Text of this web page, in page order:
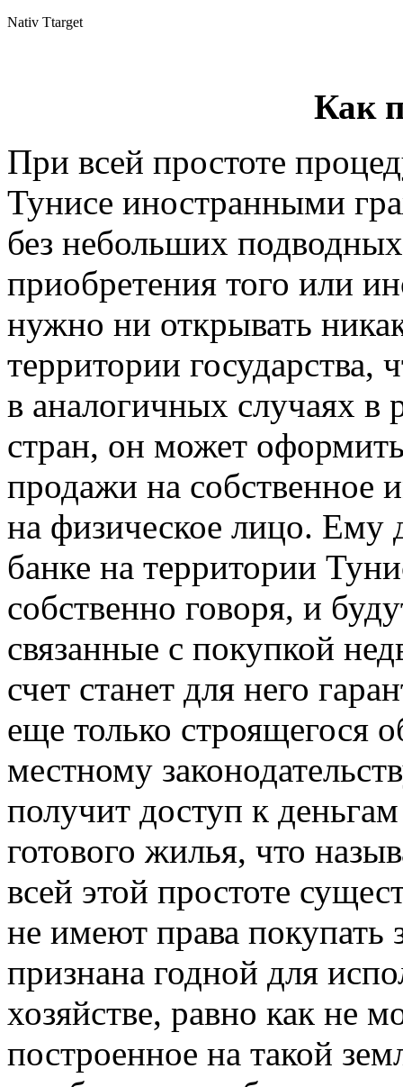
Nativ Ttarget
Как
При всей простоте
Тунисе иностранными
без небольших
приобретения того или
нужно ни открывать
территории государства,
в аналогичных случаях в
стран, он может
продажи на собственное
на физическое лицо. Ему
банке на территории
собственно говоря, и
связанные с покупкой
счет станет для него
еще только строящегося
местному
получит доступ к
готового жилья, что
всей этой простоте
не имеют права покупать
признана годной для
хозяйстве, равно как не
построенное на такой